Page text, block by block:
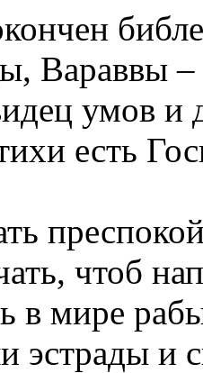
Вараввы
умов и
есть
чтоб
в мире
эстрады и